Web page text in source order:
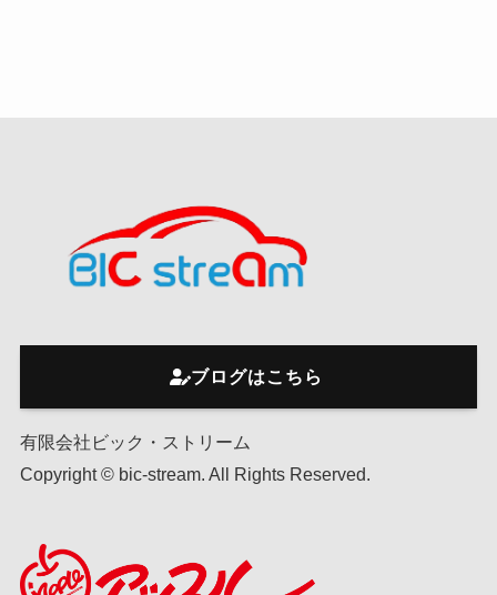
ブログはこちら
有限会社ビック・ストリーム
Copyright © bic-stream. All Rights Reserved.